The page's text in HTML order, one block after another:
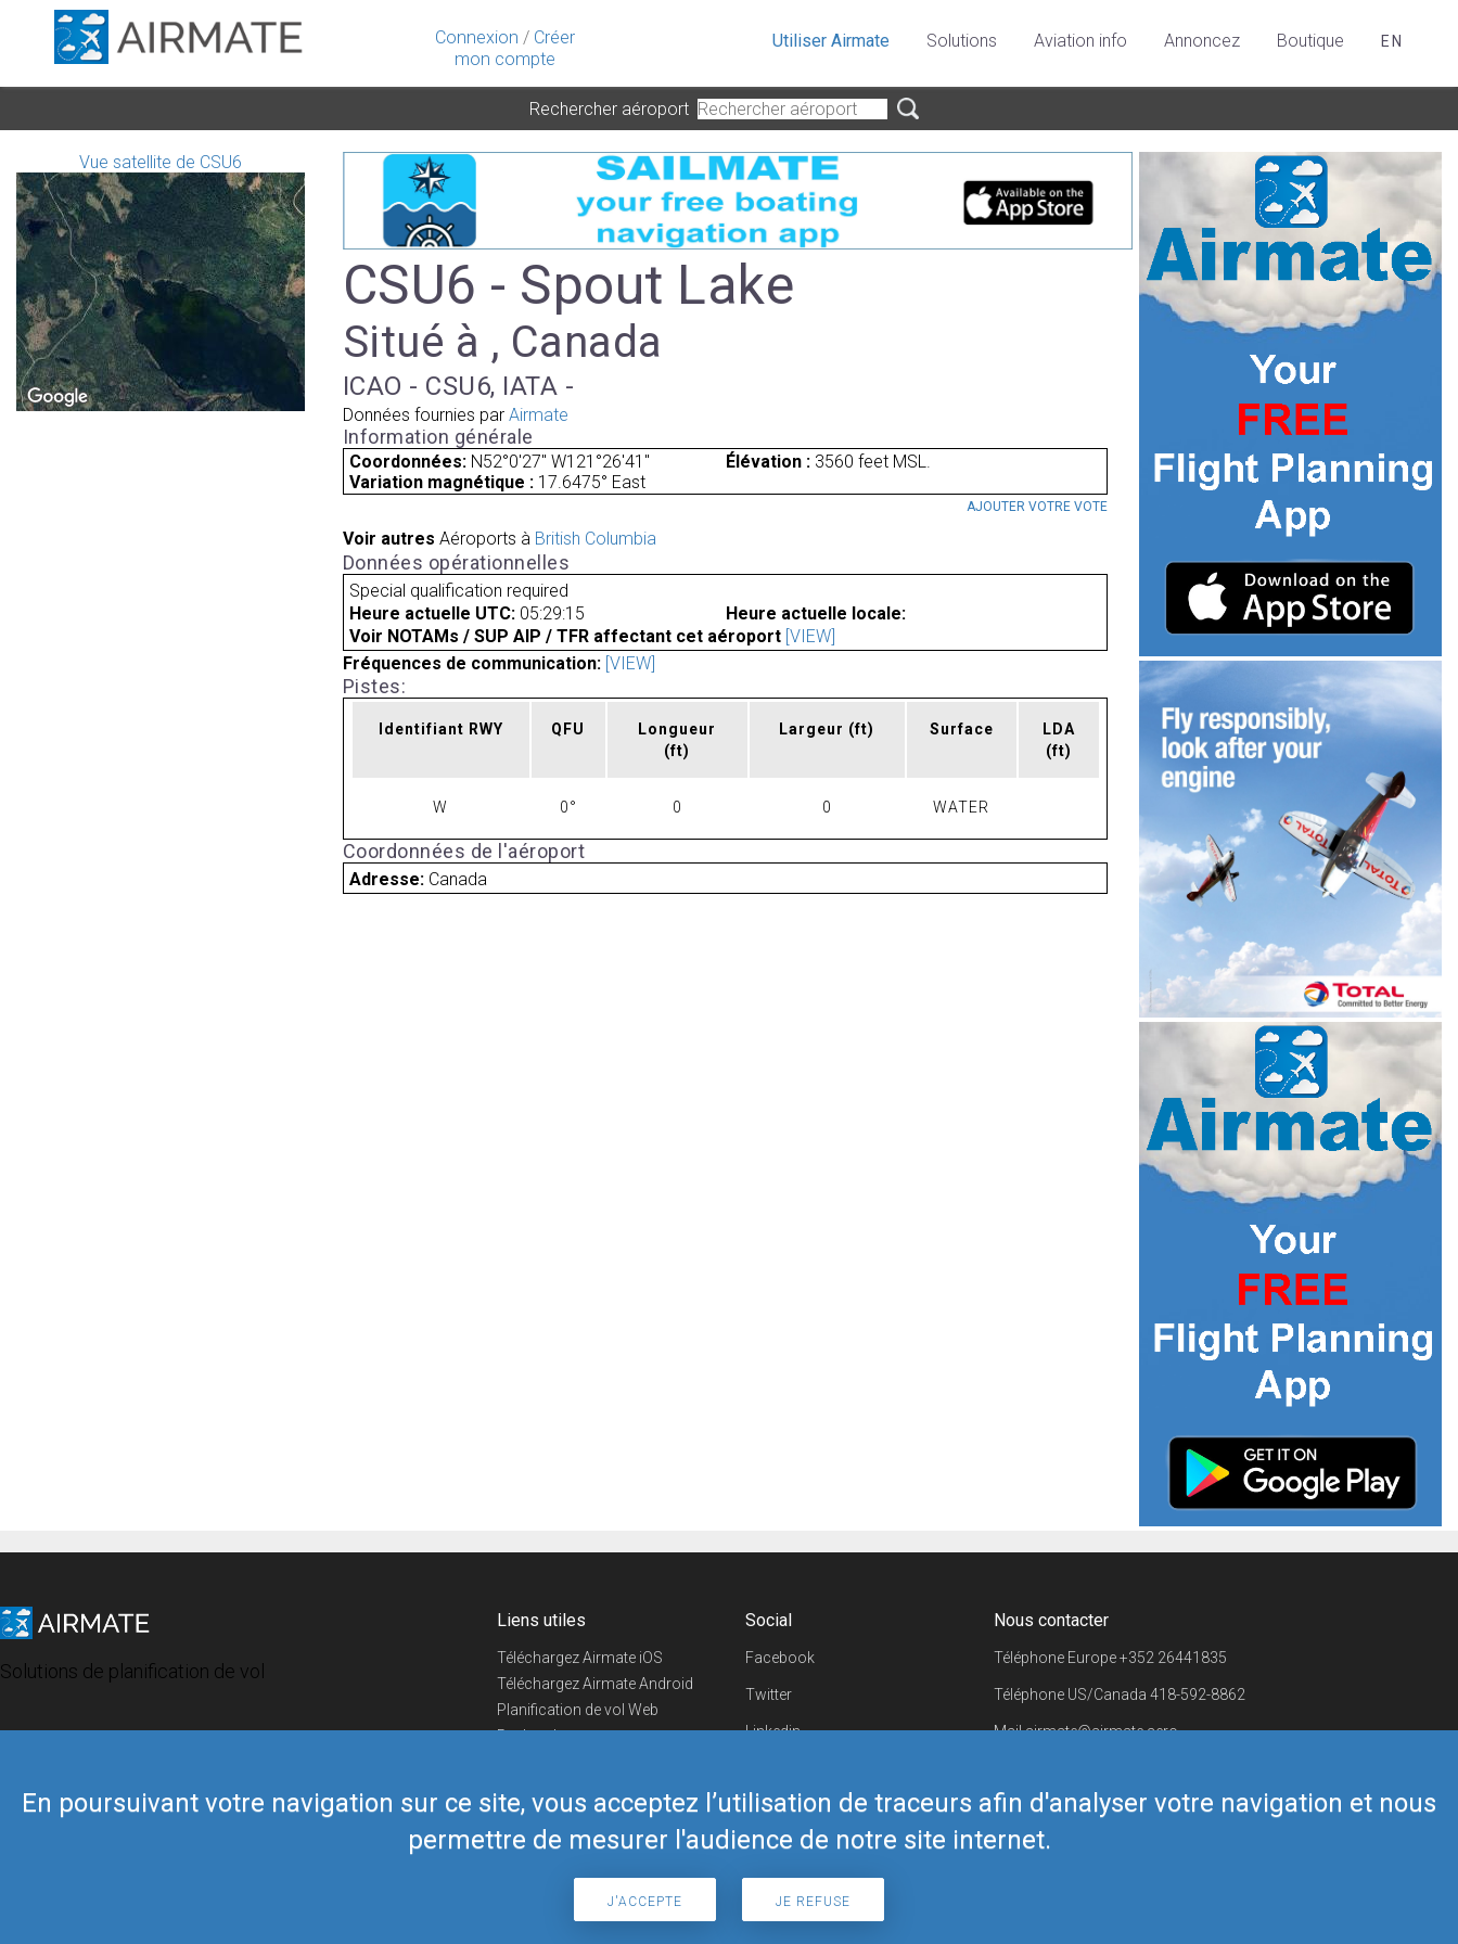
Connexion / Créer
mon compte
En poursuivant votre navigation sur ce site, vous acceptez l’utilisation de traceurs afin d'analyser votre navigation et nous
permettre de mesurer l'audience de notre site internet.
J'ACCEPTE JE REFUSE
Utiliser Airmate Solutions Aviation info Annoncez Boutique EN
Rechercher aéroport
Vue satellite de CSU6
CSU6 - Spout Lake
Situé à , Canada
ICAO - CSU6, IATA -
Données fournies par Airmate
Information générale
Coordonnées: N52°0'27" W121°26'41" Élévation :3560 feet MSL.
Variation magnétique : 17.6475° East
AJOUTER VOTRE VOTE
Voir autres Aéroports à British Columbia
Données opérationnelles
Special qualification required
Heure actuelle UTC: 05:29:15
Heure actuelle locale:
Voir NOTAMs / SUP AIP / TFR affectant cet aéroport [VIEW]
Fréquences de communication: [VIEW]
Pistes:
Identifiant RWY QFU
Longueur
(ft)
Largeur (ft) Surface
LDA
(ft)
W 0° 0 0 WATER
Coordonnées de l'aéroport
Adresse: Canada
Solutions de planification de vol
Liens utiles
Téléchargez Airmate iOS
Téléchargez Airmate Android
Planification de vol Web
Recherche
Boutique Airmate
Social
Facebook
Twitter
Linkedin
Telegram
Nous contacter
Téléphone Europe+352 26441835
Téléphone US/Canada 418-592-8862
Mailairmate@airmate.aero